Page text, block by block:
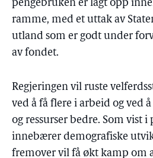
pengebruken er lagt opp
ramme, med et uttak av
utland som er godt under
av fondet.
Regjeringen vil ruste
ved å få flere i arbeid og ved
og ressurser bedre. Som vist
innebærer demografiske
fremover vil få økt kamp om